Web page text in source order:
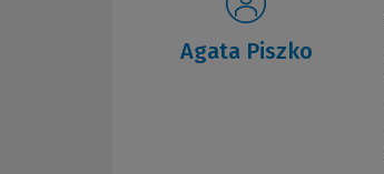
Agata Piszko